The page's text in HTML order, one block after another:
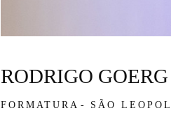
FORMATURA SÃO
RODRIGO GOERG